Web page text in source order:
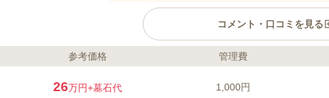
コメント・口コミを見る
ライフドット編集部のコメント
開園で年中無休です。墓域には、4,000
参考価格 管理費
26万円+墓石代 1,000円